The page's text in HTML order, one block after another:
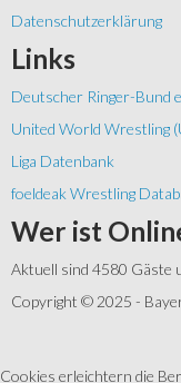
Datenschutzerklärung
Links
Deutscher Ringer-Bund
United World Wrestling
Liga Datenbank
foeldeak Wrestling
Wer ist
Aktuell sind 4580 Gäste
Copyright © 2025 -
Cookies erleichtern die